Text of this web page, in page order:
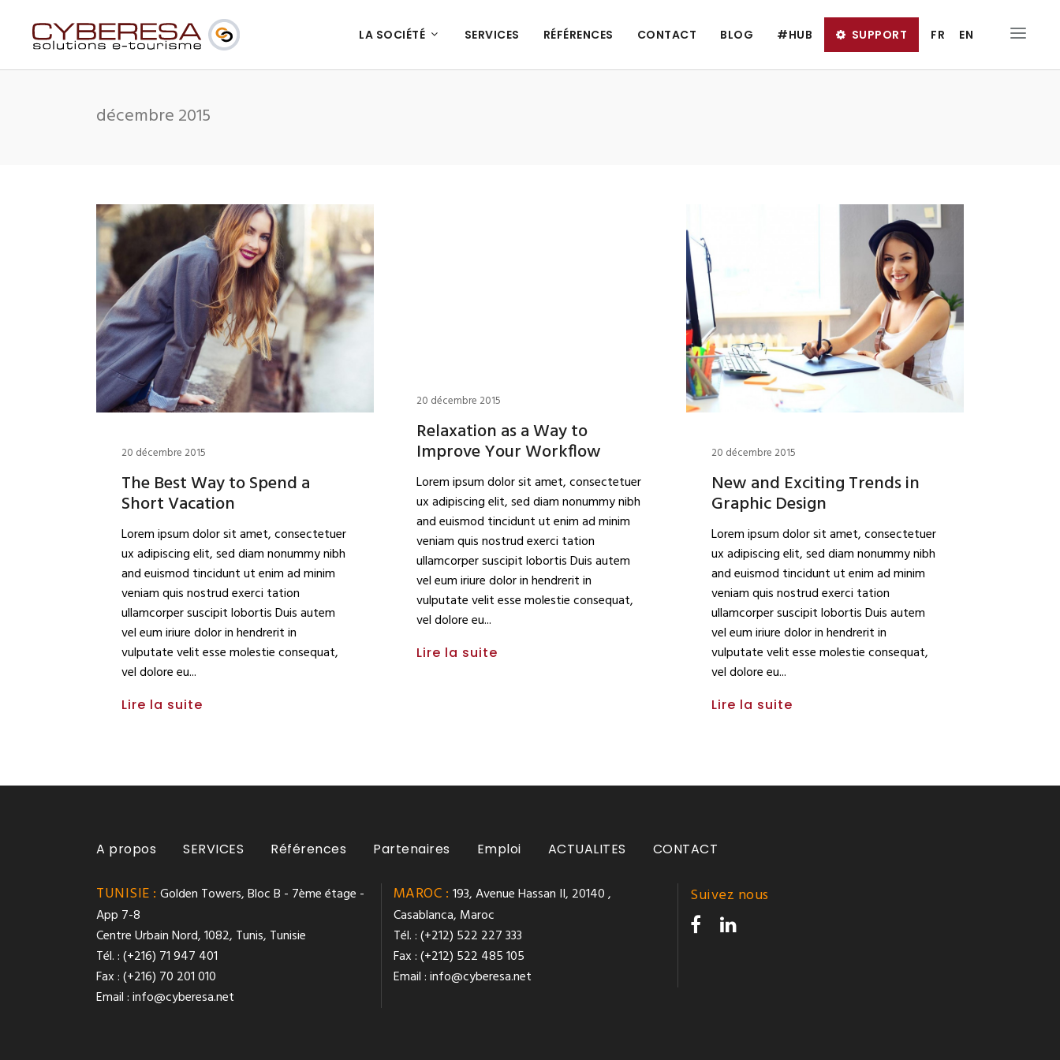
LA SOCIÉTÉ SERVICES RÉFÉRENCES CONTACT BLOG #HUB SUPPORT FR EN
décembre 2015
20 décembre 2015
The Best Way to Spend a
Short Vacation
Lorem ipsum dolor sit amet, consectetuer
ux adipiscing elit, sed diam nonummy nibh
and euismod tincidunt ut enim ad minim
veniam quis nostrud exerci tation
ullamcorper suscipit lobortis Duis autem
vel eum iriure dolor in hendrerit in
vulputate velit esse molestie consequat,
vel dolore eu
Lire la suite
20 décembre 2015
Relaxation as a Way to
Improve Your Workflow
Lorem ipsum dolor sit amet, consectetuer
ux adipiscing elit, sed diam nonummy nibh
and euismod tincidunt ut enim ad minim
veniam quis nostrud exerci tation
ullamcorper suscipit lobortis Duis autem
vel eum iriure dolor in hendrerit in
vulputate velit esse molestie consequat,
vel dolore eu
Lire la suite
20 décembre 2015
New and Exciting Trends in
Graphic Design
Lorem ipsum dolor sit amet, consectetuer
ux adipiscing elit, sed diam nonummy nibh
and euismod tincidunt ut enim ad minim
veniam quis nostrud exerci tation
ullamcorper suscipit lobortis Duis autem
vel eum iriure dolor in hendrerit in
vulputate velit esse molestie consequat,
vel dolore eu
Lire la suite
A propos SERVICES Références Partenaires Emploi ACTUALITES CONTACT
TUNISIE : Golden Towers, Bloc B - 7ème étage -
App 7-8
Centre Urbain Nord, 1082, Tunis, Tunisie
Tél. : (+216) 71 947 401
Fax : (+216) 70 201 010
Email :info@cyberesa.net
MAROC : 193, Avenue Hassan II, 20140 ,
Casablanca, Maroc
Tél. : (+212) 522 227 333
Fax : (+212) 522 485 105
Email :info@cyberesa.net
Suivez nous